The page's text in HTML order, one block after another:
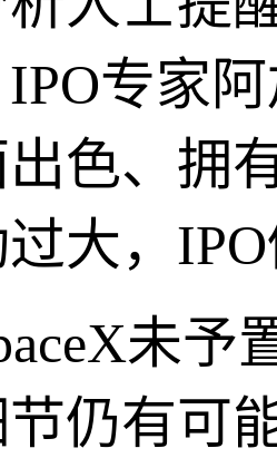
专家
色、拥
大，
未
仍有可